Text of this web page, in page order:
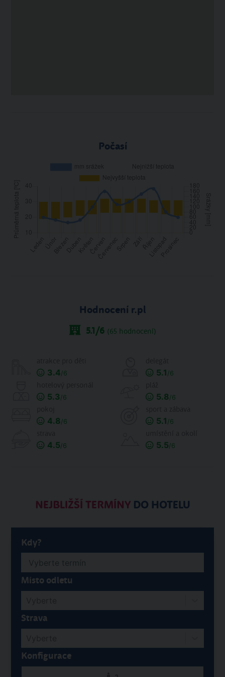
Počasí
Hodnocení r.pl
5.1/6 (65 hodnocení)
3.4/6 5.1 /6
5.3/6 5.8/6
4.8/6 5.1 /6
4.5/6 5.5/6
NEJBLIŽŠÍ TERMÍNYDO HOTELU
Kdy?
Místo odletu
Strava
Konfigurace